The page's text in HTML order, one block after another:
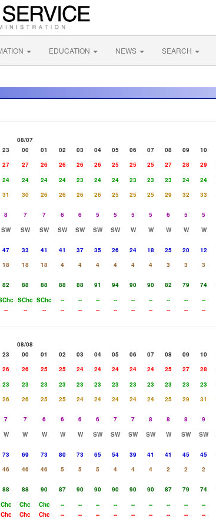
EDUCATION NEWS SEARCH
08/07
23 00 01 02 03 04 05 06 07 08 09 10
27 27 26 26 26 26 25 25 25 27 28 29
24 24 24 24 23 24 24 23 23 23 24 24
31 30 26 26 26 26 25 25 25 29 32 33
8 7 7 6 6 5 5 5 5 6 5 5
SW SW SW SW SW SW SW W W W W W
47 33 41 41 37 35 26 24 18 25 20 12
18 18 18 4 4 4 4 4 4 3 3 3
82 88 88 88 88 91 94 90 90 82 79 74
SChc SChc -- -- -- -- -- -- -- -- --
-- -- -- -- -- -- -- -- -- -- -- --
08/08
23 00 01 02 03 04 05 06 07 08 09 10
26 26 25 25 24 24 24 24 24 25 27 28
23 23 23 23 23 23 23 23 23 23 23 23
26 26 25 25 24 24 24 24 24 25 29 31
7 7 6 6 6 6 7 7 8 8 8 9
W W W W W SW SW SW SW W SW SW
73 69 73 80 73 65 54 39 41 41 45 45
46 46 46 5 5 5 4 4 4 2 2 2
88 88 90 87 90 90 90 90 90 87 79 74
Chc Chc Chc -- -- -- -- -- -- -- -- --
Chc Chc Chc -- -- -- -- -- -- -- -- --